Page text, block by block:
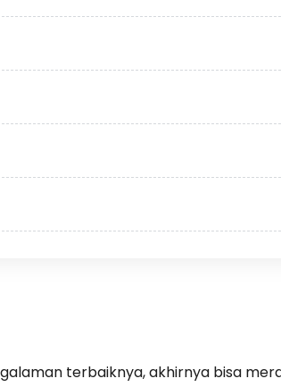
terbaiknya, akhirnya bisa